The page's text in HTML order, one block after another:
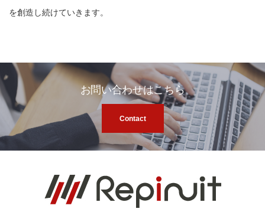
を創造し続けていきます。
お問い合わせはこちら
Contact